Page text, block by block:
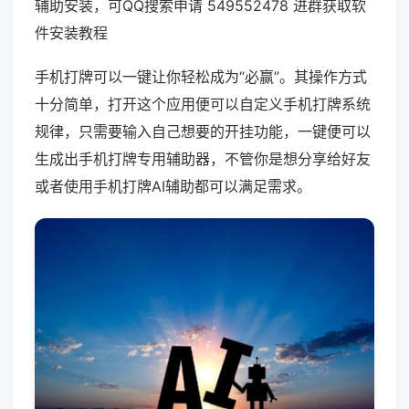
辅助安装，可QQ搜索申请 549552478 进群获取软
件安装教程
手机打牌可以一键让你轻松成为“必赢”。其操作方式
十分简单，打开这个应用便可以自定义手机打牌系统
规律，只需要输入自己想要的开挂功能，一键便可以
生成出手机打牌专用辅助器，不管你是想分享给好友
或者使用手机打牌AI辅助都可以满足需求。